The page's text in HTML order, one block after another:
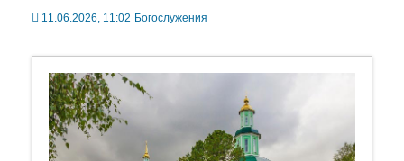
11.06.2026, 11:02 Богослужения